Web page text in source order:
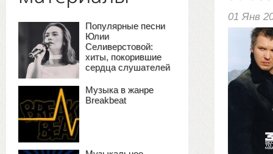
Популярные песни
Юлии
Селиверстовой:
хиты, покорившие
сердца слушателей
Музыка в жанре
Breakbeat
01 Янв